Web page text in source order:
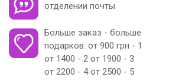
отделении почты
Больше заказ - больше
подарков: от 900 грн - 1
от 1400 - 2 от 1900 - 3
от 2200 - 4 от 2500 - 5